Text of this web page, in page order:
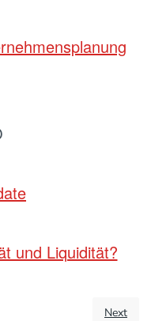
und Liquidität?
Next